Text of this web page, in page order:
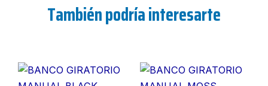
También podría interesarte